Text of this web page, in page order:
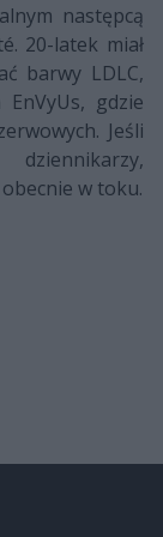
następcą
20-latek miał
barwy LDLC,
gdzie
Jeśli
w toku.